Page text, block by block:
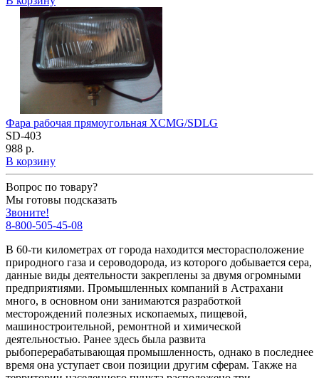
Фара рабочая прямоугольная XCMG/SDLG
SD-403
988 р.
В корзину
Вопрос по товару?
Мы готовы подсказать
Звоните!
8-800-505-45-08
В 60-ти километрах от города находится месторасположение
природного газа и сероводорода, из которого добывается сера,
данные виды деятельности закреплены за двумя огромными
предприятиями. Промышленных компаний в Астрахани
много, в основном они занимаются разработкой
месторождений полезных ископаемых, пищевой,
машиностроительной, ремонтной и химической
деятельностью. Ранее здесь была развита
рыбоперерабатывающая промышленность, однако в последнее
время она уступает свои позиции другим сферам. Также на